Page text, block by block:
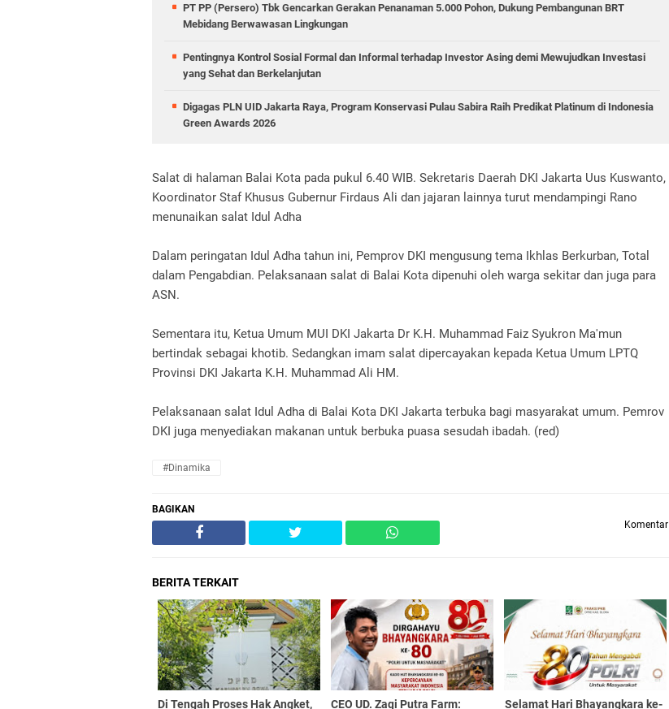
PT PP (Persero) Tbk Gencarkan Gerakan Penanaman 5.000 Pohon, Dukung Pembangunan BRT
Mebidang Berwawasan Lingkungan
Pentingnya Kontrol Sosial Formal dan Informal terhadap Investor Asing demi Mewujudkan Investasi
yang Sehat dan Berkelanjutan
Digagas PLN UID Jakarta Raya, Program Konservasi Pulau Sabira Raih Predikat Platinum di Indonesia
Green Awards 2026
Salat di halaman Balai Kota pada pukul 6.40 WIB. Sekretaris Daerah DKI Jakarta Uus Kuswanto,
Koordinator Staf Khusus Gubernur Firdaus Ali dan jajaran lainnya turut mendampingi Rano
menunaikan salat Idul Adha
Dalam peringatan Idul Adha tahun ini, Pemprov DKI mengusung tema Ikhlas Berkurban, Total
dalam Pengabdian. Pelaksanaan salat di Balai Kota dipenuhi oleh warga sekitar dan juga para
ASN.
Sementara itu, Ketua Umum MUI DKI Jakarta Dr K.H. Muhammad Faiz Syukron Ma'mun
bertindak sebagai khotib. Sedangkan imam salat dipercayakan kepada Ketua Umum LPTQ
Provinsi DKI Jakarta K.H. Muhammad Ali HM.
Pelaksanaan salat Idul Adha di Balai Kota DKI Jakarta terbuka bagi masyarakat umum. Pemrov
DKI juga menyediakan makanan untuk berbuka puasa sesudah ibadah. (red)
#Dinamika
BAGIKAN
Komentar
BERITA TERKAIT
Di Tengah Proses Hak Angket, CEO UD. Zaqi Putra Farm: Selamat Hari Bhayangkara ke-